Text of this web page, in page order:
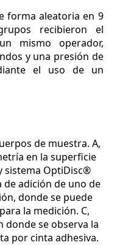
forma aleatoria en 9
recibieron el
mismo operador,
y una presión de
el uso de un
de muestra. A,
en la superficie
sistema OptiDisc®
de adición de uno de
donde se puede
la medición. C,
donde se observa la
por cinta adhesiva.